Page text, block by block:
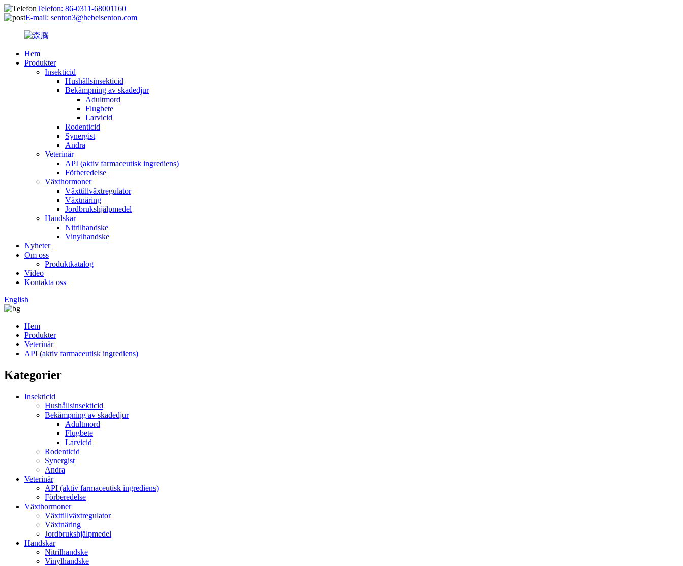
Telefon: 86-0311-68001160
E-mail: senton3@hebeisenton.com
Hem
Produkter
Insekticid
Hushållsinsekticid
Bekämpning av skadedjur
Adultmord
Flugbete
Larvicid
Rodenticid
Synergist
Andra
Veterinär
API (aktiv farmaceutisk ingrediens)
Förberedelse
Växthormoner
Växttillväxtregulator
Växtnäring
Jordbrukshjälpmedel
Handskar
Nitrilhandske
Vinylhandske
Nyheter
Om oss
Produktkatalog
Video
Kontakta oss
English
Hem
Produkter
Veterinär
API (aktiv farmaceutisk ingrediens)
Kategorier
Insekticid
Hushållsinsekticid
Bekämpning av skadedjur
Adultmord
Flugbete
Larvicid
Rodenticid
Synergist
Andra
Veterinär
API (aktiv farmaceutisk ingrediens)
Förberedelse
Växthormoner
Växttillväxtregulator
Växtnäring
Jordbrukshjälpmedel
Handskar
Nitrilhandske
Vinylhandske